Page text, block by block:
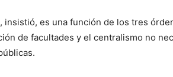
insistió, es una función de los tres
de facultades y el centralismo no